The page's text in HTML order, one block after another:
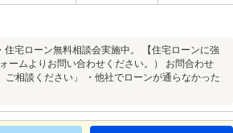
宅ローン無料相談会実施中。 【住宅ローンに強
ームよりお問い合わせください。） お問合わせ
相談ください」 ・他社でローンが通らなかった